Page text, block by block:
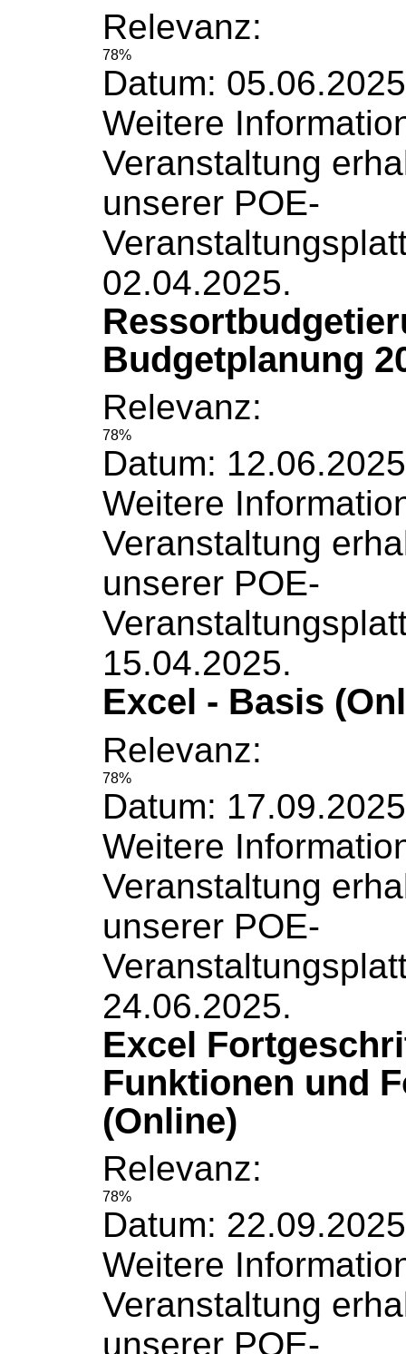
Relevanz:
78%
Datum:
Weitere
Veranstaltung
unserer POE-
02.04.2025.
Budgetplanung
Relevanz:
78%
Datum:
Weitere
Veranstaltung
unserer POE-
15.04.2025.
Excel - Basis
Relevanz:
78%
Datum:
Weitere
Veranstaltung
unserer POE-
24.06.2025.
Excel
Funktionen und
(Online)
Relevanz:
78%
Datum:
Weitere
Veranstaltung
unserer POE-